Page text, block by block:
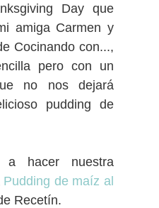
Day que
amiga Carmen y
Cocinando con...,
pero con un
no nos dejará
pudding de
hacer nuestra
Pudding de maíz al
Recetín.